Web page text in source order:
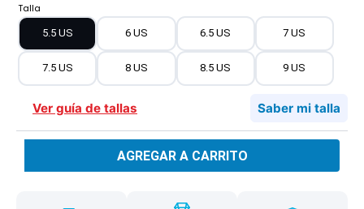
Talla
5.5 US 6 US 6.5 US 7 US
7.5 US 8 US 8.5 US 9 US
Ver guía de tallas Saber mi talla
AGREGAR A CARRITO